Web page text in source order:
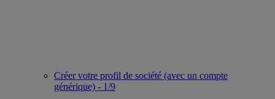
Créer votre profil de société (avec un compte
générique) - 1/9